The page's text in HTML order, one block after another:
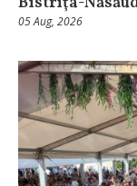
05 Aug, 2026